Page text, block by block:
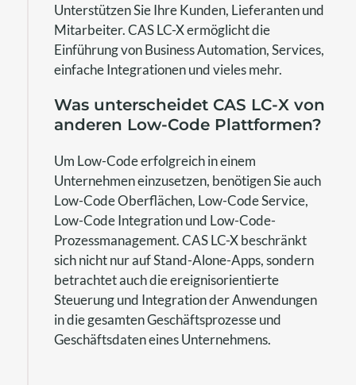
Unterstützen Sie Ihre Kunden, Lieferanten und
Mitarbeiter. CAS LC-X ermöglicht die
Einführung von Business Automation, Services,
einfache Integrationen und vieles mehr.
Was unterscheidet CAS LC-X von
anderen Low-Code Plattformen?
Um Low-Code erfolgreich in einem
Unternehmen einzusetzen, benötigen Sie auch
Low-Code Oberflächen, Low-Code Service,
Low-Code Integration und Low-Code-
Prozessmanagement. CAS LC-X beschränkt
sich nicht nur auf Stand-Alone-Apps, sondern
betrachtet auch die ereignisorientierte
Steuerung und Integration der Anwendungen
in die gesamten Geschäftsprozesse und
Geschäftsdaten eines Unternehmens.